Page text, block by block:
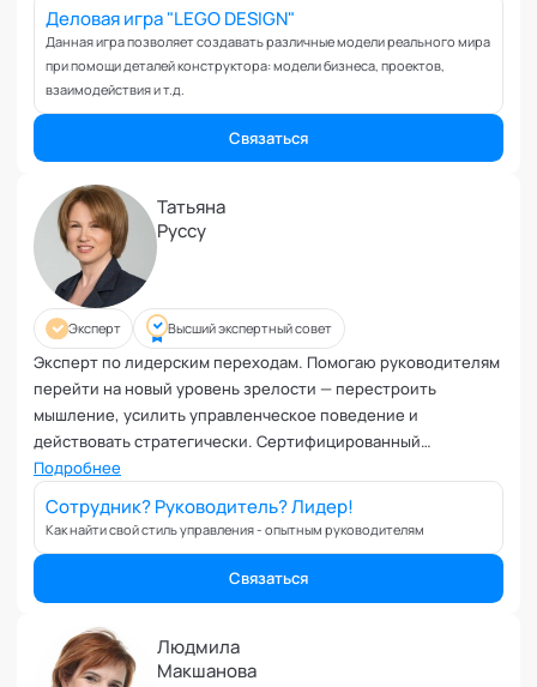
Возрастные кризисы
Воспитание
Депрессия
Долголетие и качество жизни
Дыхательные практики
Зависимости
Защита от манипуляций
Иммунитет
Карьерная стратегия
Клиентский менеджмент
Когнитивные способности
Командное лидерство
Коммуникационная стратегия
Коммуникация в команде
Корпоративная культура и этика
Коучинг команд
Коучинг руководителей
Кризисы
Международные коммуникации
Деловая игра "LEGO DESIGN"
Данная игра позволяет создавать различные модели реального мира
при помощи деталей конструктора: модели бизнеса, проектов,
взаимодействия и т.д.
Связаться
Татьяна
Руссу
Эксперт Высший экспертный совет
Эксперт по лидерским переходам. Помогаю руководителям
перейти на новый уровень зрелости — перестроить
мышление, усилить управленческое поведение и
действовать стратегически. Сертифицированный
профессиональный коуч (РСС ICF), преподаватель Global
Coaching University, член Совета директоров Национальной
федерации профессиональных менторов и коучей НФПМК.
Член высшего экспертного совета кафедры "Коучинг"
Академии социальных технологий
Подробнее
Сотрудник? Руководитель? Лидер!
Как найти свой стиль управления - опытным руководителям
Связаться
Людмила
Макшанова